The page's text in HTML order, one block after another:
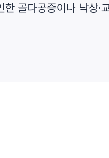
한 골다공증이나 낙상∙